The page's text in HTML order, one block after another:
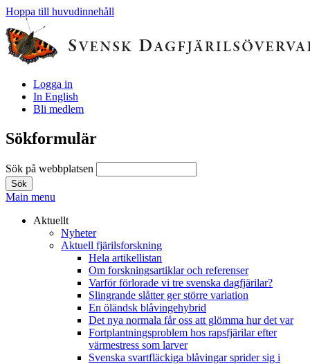
Hoppa till huvudinnehåll
Logga in
In English
Bli medlem
Sökformulär
Sök på webbplatsen
Main menu
Aktuellt
Nyheter
Aktuell fjärilsforskning
Hela artikellistan
Om forskningsartiklar och referenser
Varför förlorade vi tre svenska dagfjärilar?
Slingrande slåtter ger större variation
En öländsk blåvingehybrid
Det nya normala får oss att glömma hur det var
Fortplantningsproblem hos rapsfjärilar efter
värmestress som larver
Svenska svartfläckiga blåvingar sprider sig i